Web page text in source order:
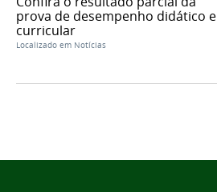
prova de desempenho didático e
curricular
Localizado em Notícias